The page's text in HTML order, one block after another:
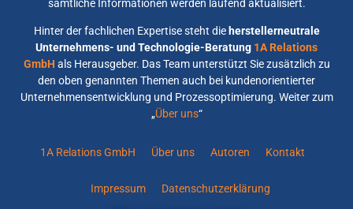
sämtliche Informationen werden laufend aktualisiert.
Hinter der fachlichen Expertise steht die herstellerneutrale
Unternehmens- und Technologie-Beratung 1A Relations
GmbH als Herausgeber. Das Team unterstützt Sie zusätzlich zu
den oben genannten Themen auch bei kundenorientierter
Unternehmensentwicklung und Prozessoptimierung. Weiter zum
„Über uns“
1A Relations GmbH Über uns Autoren Kontakt
Impressum Datenschutzerklärung